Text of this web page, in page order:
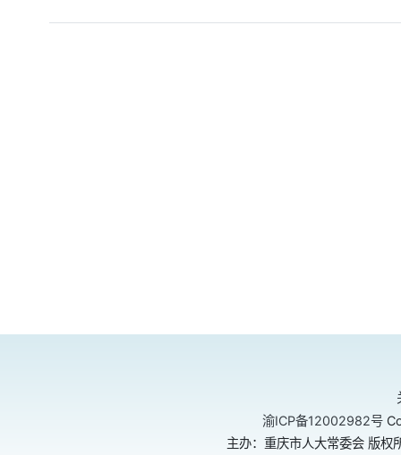
渝ICP备12002982号
主办：重庆市人大常委会 版